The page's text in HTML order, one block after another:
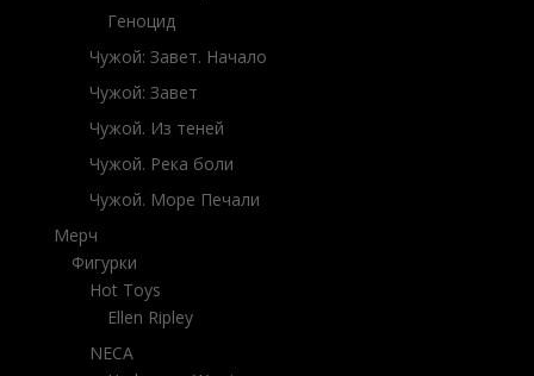
Геноцид
Чужой: Завет. Начало
Чужой: Завет
Чужой. Из теней
Чужой. Река боли
Чужой. Море Печали
Мерч
Фигурки
Hot Toys
Ellen Ripley
NECA